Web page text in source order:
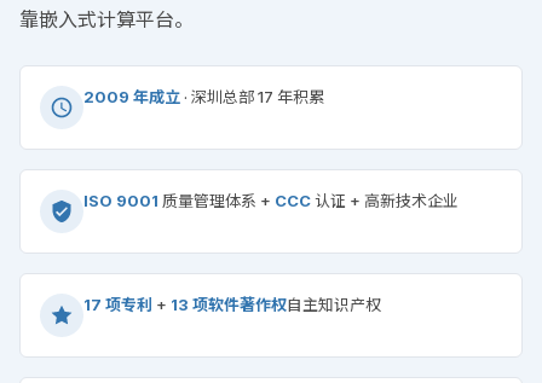
靠嵌入式计算平台。
2009 年成立· 深圳总部 17 年积累
ISO 9001 质量管理体系 + CCC认证 + 高新技术企业
17 项专利 + 13 项软件著作权自主知识产权